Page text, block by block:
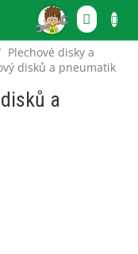
Plechové disky a
disků a pneumatik
a